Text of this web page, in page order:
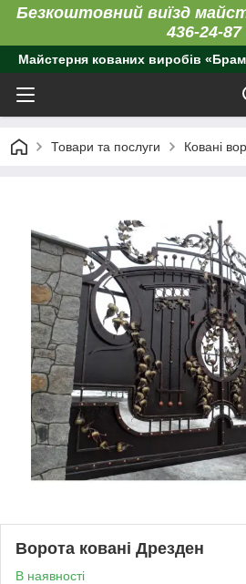
Безкоштовний виїзд
436-24-87
Майстерня кованих виробів
Товари та послуги Ковані
Ворота ковані Дрезден
В наявності